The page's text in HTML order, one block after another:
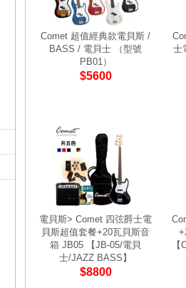
Comet 超值經典款電貝斯 /
BASS / 電貝士 （型號
PB01）
$5600
士
電貝斯> Comet 四弦爵士電
貝斯超值套餐+20瓦貝斯音
箱 JB05 【JB-05/電貝
士/JAZZ BASS】
$8800